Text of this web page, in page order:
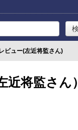
ビュー(左近将監さん)
近将監さん）